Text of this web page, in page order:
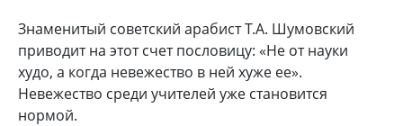
Знаменитый советский арабист Т.А. Шумовский
приводит на этот счет пословицу: «Не от науки
худо, а когда невежество в ней хуже ее».
Невежество среди учителей уже становится
нормой.